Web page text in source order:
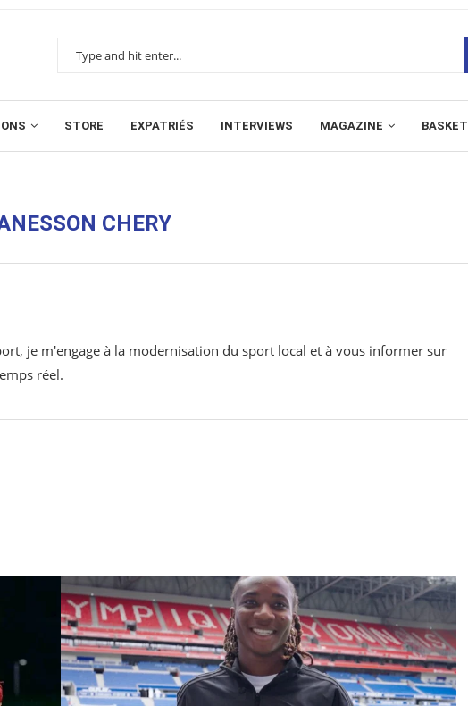
STORE EXPATRIÉS INTERVIEWS MAGAZINE BASKET
CHERY
je m'engage à la modernisation du sport local et à vous informer sur
réel.